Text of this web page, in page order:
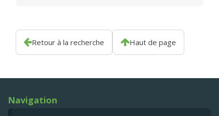
Retour à la recherche Haut de page
Navigation